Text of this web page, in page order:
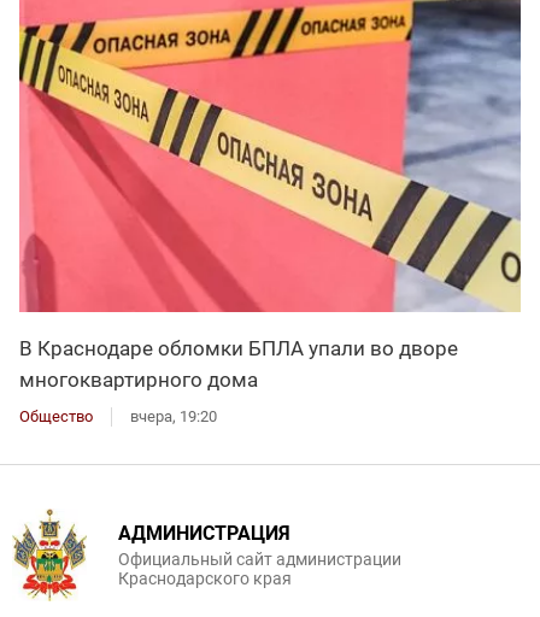
В Краснодаре обломки БПЛА упали во дворе
многоквартирного дома
Общество вчера, 19:20
АДМИНИСТРАЦИЯ
Официальный сайт администрации
Краснодарского края